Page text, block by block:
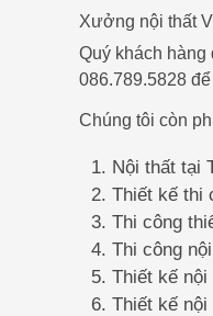
Xưởng nội thất
Quý khách hàng
086.789.5828
Chúng tôi còn
Nội thất tại
Thiết kế thi
Thi công
Thi công
Thiết kế nội
Thiết kế nội